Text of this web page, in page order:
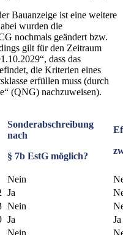
Bauanzeige ist eine weitere
wurden die
nochmals geändert bzw.
gilt für den Zeitraum
dass das
die Kriterien eines
erfüllen muss (durch
(QNG) nachzuweisen).
Sonderabschreibung
nach
§ 7b EstG möglich?
Nein
Ja
Nein
Ja
Ja
Nein